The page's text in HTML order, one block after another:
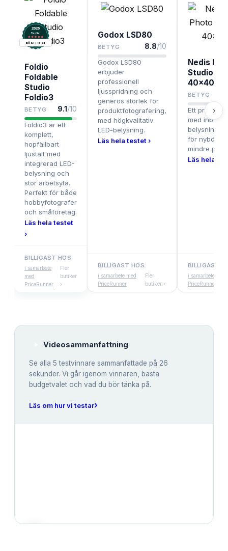
2026
Testix.
BÄST I TEST
Foldio
Foldable
Studio
Foldio3
BETYG 9.1/10
Foldio3 är ett
komplett,
hopfällbart
ljustält med
integrerad LED-
belysning och
stor arbetsyta.
Perfekt för både
hobbyfotografer
och småföretag.
Läs hela testet
›
BILLIGAST HOS
i samarbete
med
PriceRunner
Fler
butiker
›
Godox LSD80
BETYG 8.8/10
Godox LSD80
erbjuder
professionell
ljusspridning och
generös storlek för
produktfotografering,
med högkvalitativ
LED-belysning.
Läs hela testet ›
BILLIGAST HOS
i samarbete med
PriceRunner
Fler
butiker ›
Nedis
Studio Kit
40x40cm
BETYG
Ett prisvärt
med
belysning,
för
mindre
Läs hela
BILLIGAST
i samarbete med
PriceRunner
›
Videosammanfattning
Se alla 5 testvinnare sammanfattade på 26
sekunder. Vi går igenom vinnaren, bästa
budgetvalet och vad du bör tänka på.
Läs om hur vi testar›